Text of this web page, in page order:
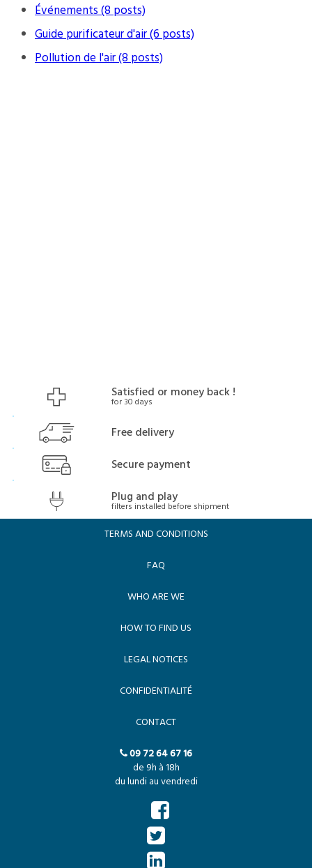
Événements (8 posts)
Guide purificateur d'air (6 posts)
Pollution de l'air (8 posts)
Satisfied or money back !
for 30 days
Free delivery
Secure payment
Plug and play
filters installed before shipment
TERMS AND CONDITIONS
FAQ
WHO ARE WE
HOW TO FIND US
LEGAL NOTICES
CONFIDENTIALITÉ
CONTACT
09 72 64 67 16
de 9h à 18h
du lundi au vendredi